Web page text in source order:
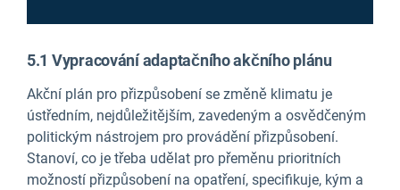
5.1 Vypracování adaptačního akčního plánu
Akční plán pro přizpůsobení se změně klimatu je
ústředním, nejdůležitějším, zavedeným a osvědčeným
politickým nástrojem pro provádění přizpůsobení.
Stanoví, co je třeba udělat pro přeměnu prioritních
možností přizpůsobení na opatření, specifikuje, kým a